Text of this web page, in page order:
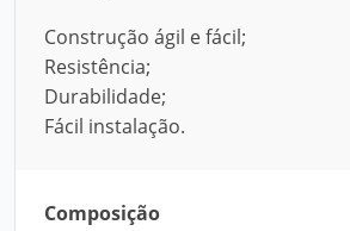
Construção ágil e fácil;
Resistência;
Durabilidade;
Fácil instalação.
Composição